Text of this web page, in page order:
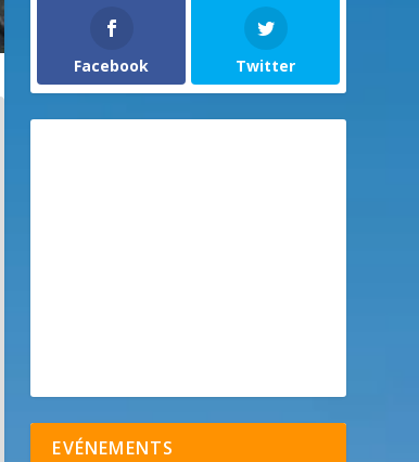
Facebook Twitter
EVÉNEMENTS